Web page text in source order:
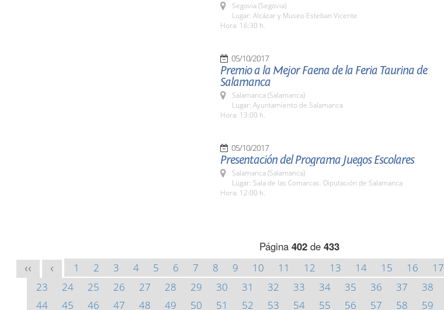
Segovia (Segovia)
Lugar: Alcázar y Museo Esteban Vicente
Hora: 16:30 h.
05/10/2017
Premio a la Mejor Faena de la Feria Taurina de
Salamanca
Salamanca (Salamanca)
Lugar: Ayuntamiento de Salamanca
Hora: 13:00 h.
05/10/2017
Presentación del Programa Juegos Escolares
Salamanca (Salamanca)
Lugar: Sala de las Comarcas. Diputación de Salamanca
Hora: 12:00 h.
Página 402de 433
<< < 1 2 3 4 5 6 7 8 9 10 11 12 13 14 15 16 17
23
24 25 26 27 28 29 30 31 32 33 34 35 36 37 38
44
45 46 47 48 49 50 51 52 53 54 55 56 57 58 59